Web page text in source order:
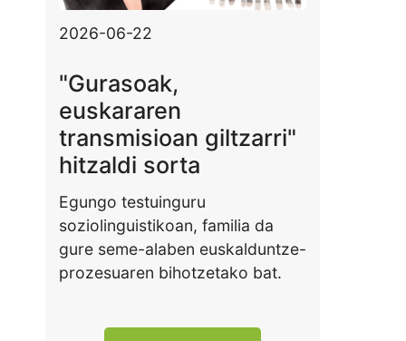
2026-06-22
"Gurasoak,
euskararen
transmisioan giltzarri"
hitzaldi sorta
Egungo testuinguru
soziolinguistikoan, familia da
gure seme-alaben euskalduntze-
prozesuaren bihotzetako bat.